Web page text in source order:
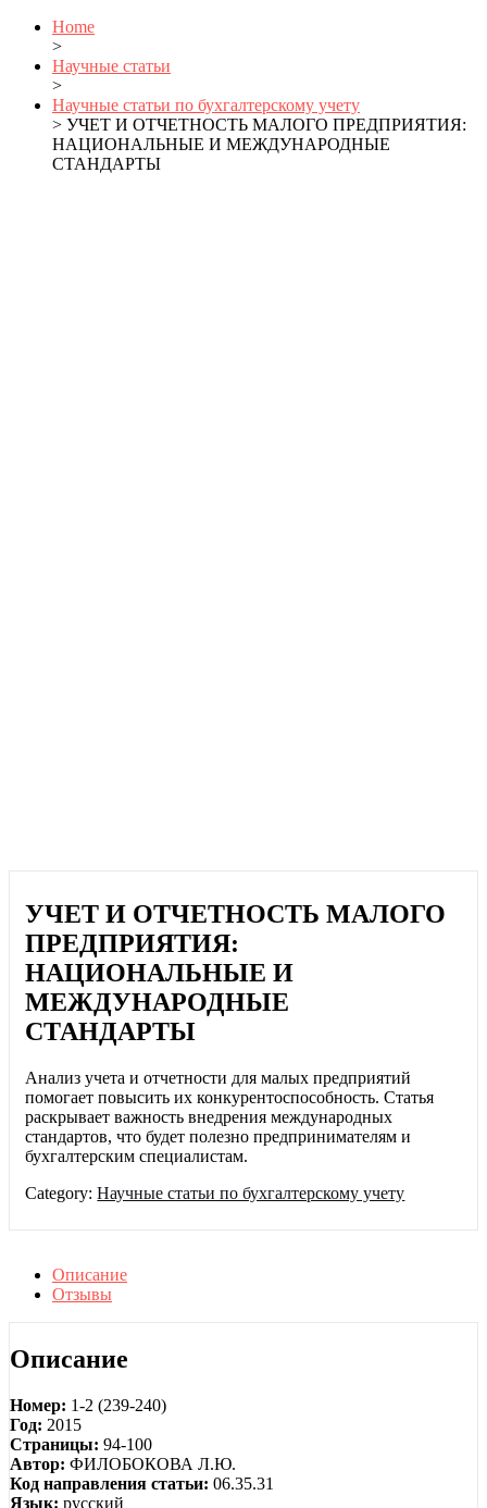
Home
>
Научные статьи
>
Научные статьи по бухгалтерскому учету
> УЧЕТ И ОТЧЕТНОСТЬ МАЛОГО ПРЕДПРИЯТИЯ:
НАЦИОНАЛЬНЫЕ И МЕЖДУНАРОДНЫЕ
СТАНДАРТЫ
УЧЕТ И ОТЧЕТНОСТЬ МАЛОГО
ПРЕДПРИЯТИЯ:
НАЦИОНАЛЬНЫЕ И
МЕЖДУНАРОДНЫЕ
СТАНДАРТЫ
Анализ учета и отчетности для малых предприятий
помогает повысить их конкурентоспособность. Статья
раскрывает важность внедрения международных
стандартов, что будет полезно предпринимателям и
бухгалтерским специалистам.
Category:Научные статьи по бухгалтерскому учету
Описание
Отзывы
Описание
Номер: 1-2 (239-240)
Год: 2015
Страницы: 94-100
Автор: ФИЛОБОКОВА Л.Ю.
Код направления статьи: 06.35.31
Язык: русский